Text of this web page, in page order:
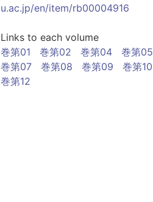
u.ac.jp/en/item/rb00004916
Links to each volume
巻第01
巻第02 巻第04 巻第05
巻第07
巻第08 巻第09 巻第10
巻第12